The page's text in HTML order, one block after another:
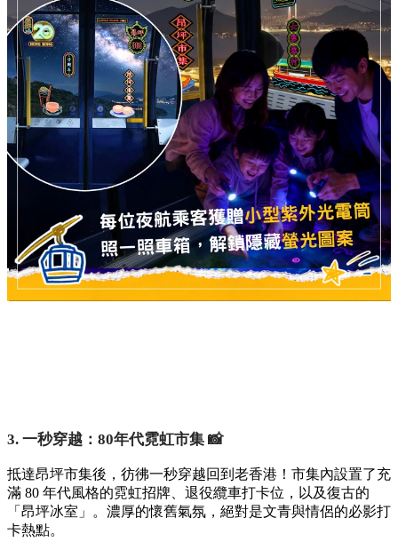
3. 一秒穿越：80年代霓虹市集 📸
抵達昂坪市集後，彷彿一秒穿越回到老香港！市集內設置了充
滿 80 年代風格的霓虹招牌、退役纜車打卡位，以及復古的
「昂坪冰室」。濃厚的懷舊氣氛，絕對是文青與情侶的必影打
卡熱點。